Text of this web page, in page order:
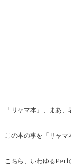
「リャマ本」、まあ
この本の事を「リャマ
こちら、いわゆるPerl